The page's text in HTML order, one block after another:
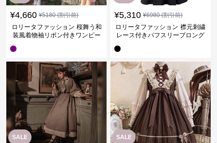
¥4,660 ¥5180(割引前)
ロリータファッション 桜舞う和
装風着物袖リボン付きワンピー
¥5,310 ¥6980(割引前)
ロリータファッション 襟元刺繍
レース付きパフスリーブロング
SALE SALE